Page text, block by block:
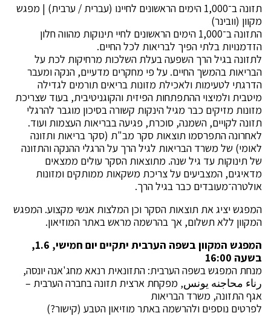
תזונה ב־1,000 הימים הראשונים לחיינו (עברית / ערבית) | מפגש
מקוון (וובינר)
התזונה ב־1,000 הימים הראשונים לחיי תינוקות מהווה חלון
הזדמנויות בלתי הפיך לבריאות לכל החיים.
לתזונה בגיל הרך השפעה בעלת השלכות מרחיקות לכת על
הבריאות בהמשך החיים. על פי מחקרים מדעיים, הנקה ומעבר
הדרגתי לטעימות ולאכילת מזונות בריאים תורמים לגדילה
מיטבית ולמיצוי ההתפתחות הפיזית והקוגניטיבית, בעוד שצריכת
מזונות מזיקים כבר מגיל הינקות קשורה בסיכון מוגבר להרגלי
תזונה לקויים, השמנה, סוכרת, פגיעה בבריאות העצמות ועוד.
לאחרונה התפרסמו תוצאות סקר מב"ת (סקר בריאות ותזונה
לאומי) של משרד הבריאות לגיל הרך על הרגלי ההנקה והתזונה
של תינוקות עד גיל שנה. מתוצאות הסקר עולים ממצאים
מדאיגים, המצביעים על צריכת משקאות ממותקים ומזונות
אולטרה־מעובדים כבר בגיל הרך.
המפגש יציג את תוצאות הסקר וכן המלצות אנשי מקצוע. המפגש
המקוון ללא תשלום, אך בהרשמה מראש באתר המוזיאון.
המפגש המקוון בשפה הערבית יתקיים יום חמישי, 1.6,
בשעה 16:00
מנחת המפגש בשפה הערבית: התזונאית רנאא מחג'אנה יונסה,
رناء محاجنه يونس, מפקחת ארצית תזונה בחברה הערבית –
אגף התזונה, משרד הבריאות
לפרטים נוספים ולהרשמה באתר מוזיאון הטבע (קישור?)